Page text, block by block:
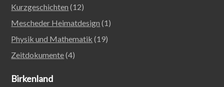
Kurzgeschichten (12)
Mescheder Heimatdesign (1)
Physik und Mathematik (19)
Zeitdokumente(4)
Birkenland